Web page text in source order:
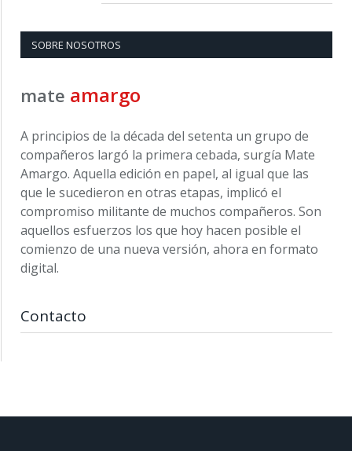
SOBRE NOSOTROS
mate amargo
A principios de la década del setenta un grupo de
compañeros largó la primera cebada, surgía Mate
Amargo. Aquella edición en papel, al igual que las
que le sucedieron en otras etapas, implicó el
compromiso militante de muchos compañeros. Son
aquellos esfuerzos los que hoy hacen posible el
comienzo de una nueva versión, ahora en formato
digital.
Contacto